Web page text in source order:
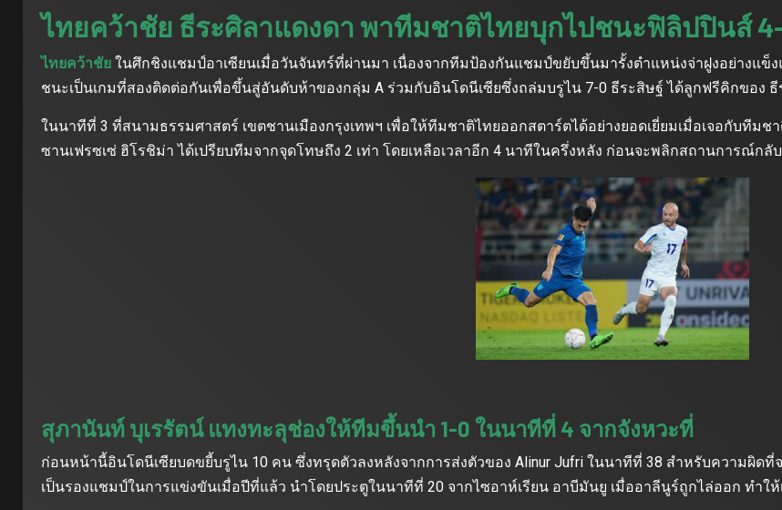
ไทยคว้าชัย ธีระศิลาแดงดา พาทีมชาติไทยบุกไปชนะฟิลิปปินส์
ไทยคว้าชัย ในศึกชิงแชมป์อาเซียนเมื่อวันจันทร์ที่ผ่านมา เนื่องจากทีมป้องกันแชมป์ขยับขึ้นมารั้งตําแหน่งจ่าฝูงอย่างแข็ง
ชนะเป็นเกมที่สองติดต่อกันเพื่อขึ้นสู่อันดับห้าของกลุ่ม A ร่วมกับอินโดนีเซียซึ่งถล่มบรูไน 7-0 ธีระสิษฐ์ ได้ลูกฟรีคิกของ
ในนาทีที่ 3 ที่สนามธรรมศาสตร์ เขตชานเมืองกรุงเทพฯ เพื่อให้ทีมชาติไทยออกสตาร์ตได้อย่างยอดเยี่ยมเมื่อเจอกับทีม
ซานเฟรซเซ่ ฮิโรชิม่า ได้เปรียบทีมจากจุดโทษถึง 2 เท่า โดยเหลือเวลาอีก 4 นาทีในครึ่งหลัง ก่อนจะพลิกสถานการณ์ก
สุภานันท์ บุเรรัตน์ แทงทะลุช่องให้ทีมขึ้นนํา 1-0 ในนาทีที่ 4 จากจังหวะที่
ก่อนหน้านี้อินโดนีเซียบดขยี้บรูไน 10 คน ซึ่งทรุดตัวลงหลังจากการส่งตัวของ Alinur Jufri ในนาทีที่ 38 สําหรับความผิด
เป็นรองแชมป์ในการแข่งขันเมื่อปีที่แล้ว นําโดยประตูในนาทีที่ 20 จากไซอาห์เรียน อาบีมันยู เมื่ออาลีนูร์ถูกไล่ออก ทําให้